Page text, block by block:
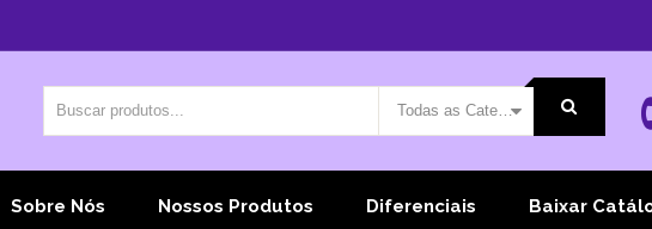
Todas as Categorias
Sobre Nós Nossos Produtos Diferenciais Baixar